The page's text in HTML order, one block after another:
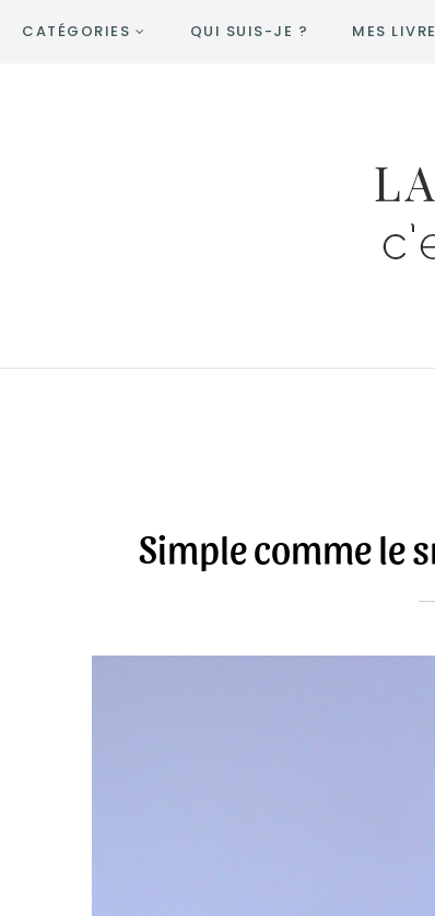
CATÉGORIES QUI SUIS-JE ? MES
Simple comme le